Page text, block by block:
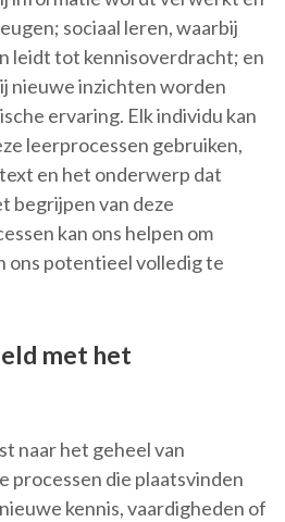
sociaal leren, waarbij
leidt tot kennisoverdracht; en
nieuwe inzichten worden
ervaring. Elk individu kan
leerprocessen gebruiken,
en het onderwerp dat
begrijpen van deze
kan ons helpen om
potentieel volledig te
met het
naar het geheel van
processen die plaatsvinden
kennis, vaardigheden of